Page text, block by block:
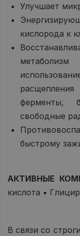
Улучшает
кислорода к
ферменты,
свободные
быстрому
АКТИВНЫЕ
кислота •
В связи со